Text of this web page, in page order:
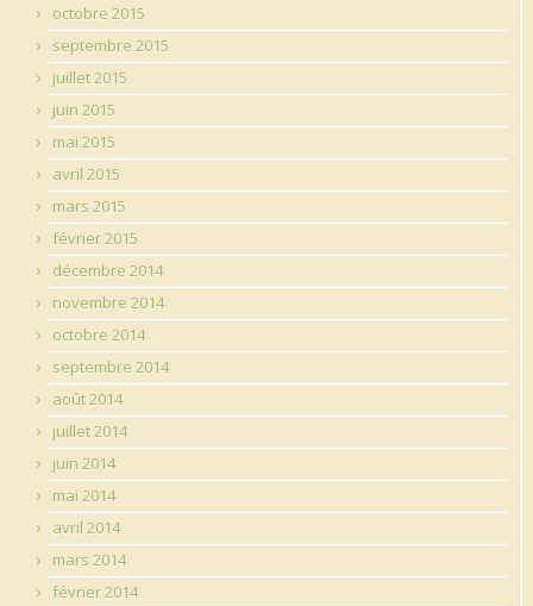
octobre 2015
septembre 2015
juillet 2015
juin 2015
mai 2015
avril 2015
mars 2015
février 2015
décembre 2014
novembre 2014
octobre 2014
septembre 2014
août 2014
juillet 2014
juin 2014
mai 2014
avril 2014
mars 2014
février 2014